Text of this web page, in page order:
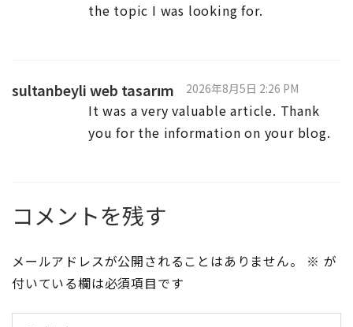
the topic I was looking for.
sultanbeyli web tasarım 2026年8月5日 2:26 PM
It was a very valuable article. Thank
you for the information on your blog.
コメントを残す
メールアドレスが公開されることはありません。 ※ が
付いている欄は必須項目です